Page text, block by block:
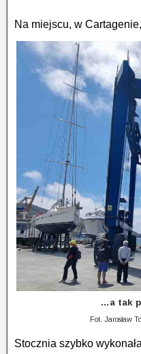
Na miejscu, w
…a tak
Fot. Jarosław
Stocznia szybko